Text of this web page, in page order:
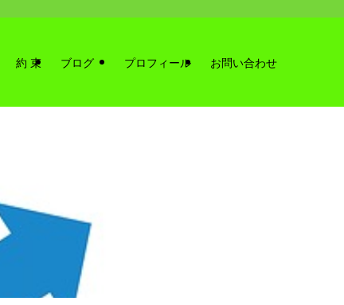
約 束 ブログ プロフィール お問い合わせ